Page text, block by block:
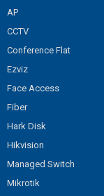
AP
CCTV
Conference Flat
Ezviz
Face Access
Fiber
Hark Disk
Hikvision
Managed Switch
Mikrotik